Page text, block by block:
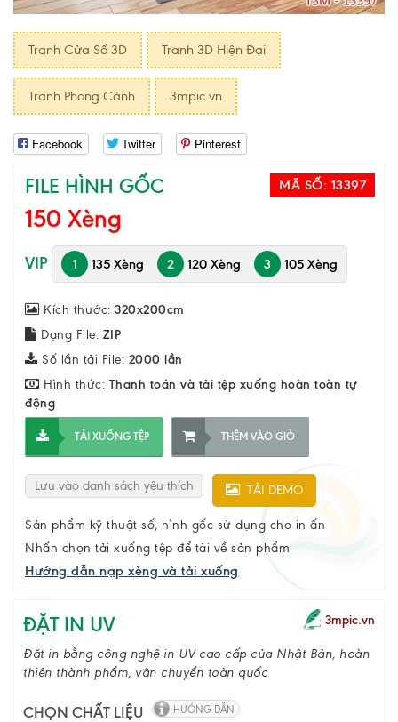
Tranh Cửa Sổ 3D Tranh 3D Hiện Đại
Tranh Phong Cảnh 3mpic.vn
Facebook Twitter Pinterest
FILE HÌNH GỐC MÃ SỐ: 13397
150 Xèng
VIP 1 135 Xèng 2 120 Xèng 3 105 Xèng
Kích thước: 320x200cm
Dạng File: ZIP
Số lần tải File: 2000 lần
Hình thức: Thanh toán và tải tệp xuống hoàn toàn tự
động
TẢI XUỐNG TỆP THÊM VÀO GIỎ
Lưu vào danh sách yêu thích TẢI DEMO
Sản phẩm kỹ thuật số, hình gốc sử dụng cho in ấn
Nhấn chọn tải xuống tệp để tải về sản phẩm
Hướng dẫn nạp xèng và tải xuống
ĐẶT IN UV 3mpic.vn
Đặt in bằng công nghệ in UV cao cấp của Nhật Bản, hoàn
thiện thành phẩm, vận chuyển toàn quốc
CHỌN CHẤT LIỆU HƯỚNG DẪN